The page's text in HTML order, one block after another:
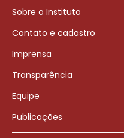
Sobre o Instituto
Contato e cadastro
Imprensa
Transparência
Equipe
Publicações